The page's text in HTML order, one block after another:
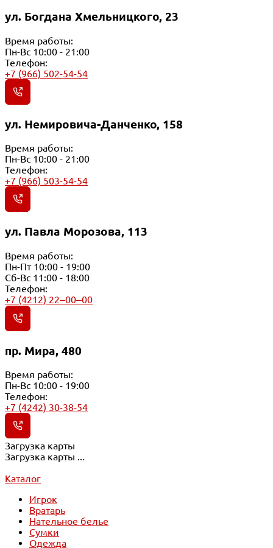
ул. Богдана Хмельницкого, 23
Время работы:
Пн-Вс 10:00 - 21:00
Телефон:
+7 (966) 502-54-54
ул. Немировича-Данченко, 158
Время работы:
Пн-Вс 10:00 - 21:00
Телефон:
+7 (966) 503-54-54
ул. Павла Морозова, 113
Время работы:
Пн-Пт 10:00 - 19:00
Сб-Вс 11:00 - 18:00
Телефон:
+7 (4212) 22‒00‒00
пр. Мира, 480
Время работы:
Пн-Вс 10:00 - 19:00
Телефон:
+7 (4242) 30-38-54
Загрузка карты
Загрузка карты ...
Каталог
Игрок
Вратарь
Нательное белье
Сумки
Одежда